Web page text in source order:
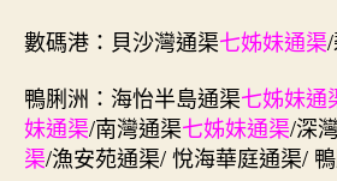
數碼港：貝沙灣通渠七姊妹通渠
鴨脷洲：海怡半島通渠七姊妹通
妹通渠/南灣通渠七姊妹通渠/深
渠/漁安苑通渠/ 悅海華庭通渠/